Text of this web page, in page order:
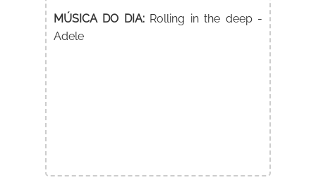
MÚSICA DO DIA:Rolling in the deep -
Adele